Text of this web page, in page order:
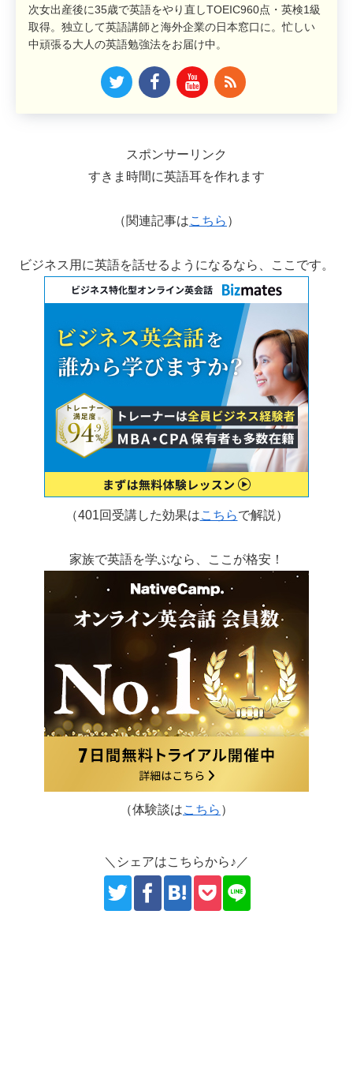
次女出産後に35歳で英語をやり直しTOEIC960点・英検1級
取得。独立して英語講師と海外企業の日本窓口に。忙しい
中頑張る大人の英語勉強法をお届け中。
スポンサーリンク
すきま時間に英語耳を作れます
（関連記事はこちら ）
ビジネス用に英語を話せるようになるなら、ここです。
（401回受講した効果はこちらで解説）
家族で英語を学ぶなら、ここが格安！
（体験談はこちら ）
＼シェアはこちらから♪／